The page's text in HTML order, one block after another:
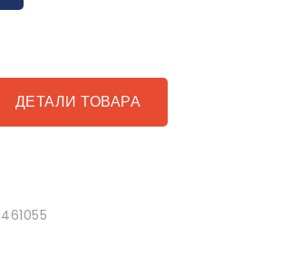
ДЕТАЛИ ТОВАРА
461055